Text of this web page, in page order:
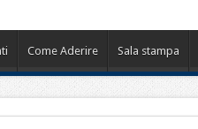
Come Aderire Sala stampa